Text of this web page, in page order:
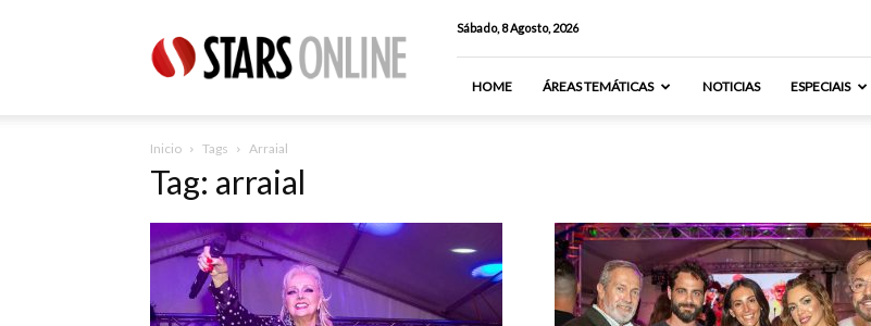
Online
Sábado, 8 Agosto, 2026
HOME ÁREAS TEMÁTICAS NOTICIAS ESPECIAIS
Inicio Tags Arraial
Tag: arraial